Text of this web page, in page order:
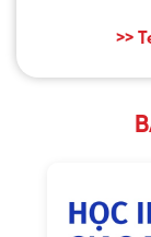
>>